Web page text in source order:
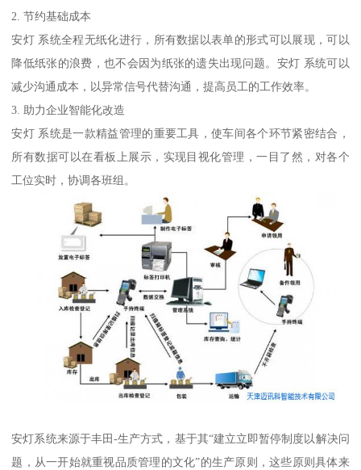
2. 节约基础成本
安灯 系统全程无纸化进行，所有数据以表单的形式可以展现，可以
降低纸张的浪费，也不会因为纸张的遗失出现问题。安灯 系统可以
减少沟通成本，以异常信号代替沟通，提高员工的工作效率。
3. 助力企业智能化改造
安灯 系统是一款精益管理的重要工具，使车间各个环节紧密结合，
所有数据可以在看板上展示，实现目视化管理，一目了然，对各个
工位实时，协调各班组。
安灯系统来源于丰田-生产方式，基于其“建立立即暂停制度以解决问
题，从一开始就重视品质管理的文化”的生产原则，这些原则具体来